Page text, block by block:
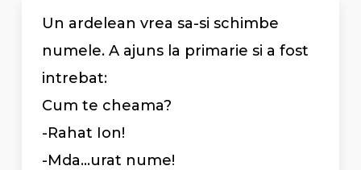
Un ardelean vrea sa-si schimbe
numele. A ajuns la primarie si a fost
intrebat:
Cum te cheama?
-Rahat Ion!
-Mda...urat nume!